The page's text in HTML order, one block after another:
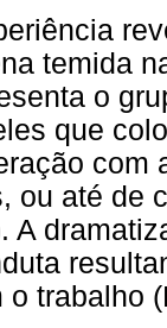
temida
o
que
com
ou até de
A
trabalho